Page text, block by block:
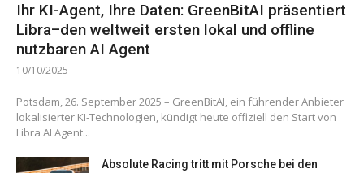
Ihr KI-Agent, Ihre Daten: GreenBitAI präsentiert
Libra–den weltweit ersten lokal und offline
nutzbaren AI Agent
10/10/2025
Potsdam, 26. September 2025 – GreenBitAI, ein führender Anbieter
lokalisierter KI-Technologien, kündigt heute offiziell den Start von
Libra AI Agent...
Absolute Racing tritt mit Porsche bei den